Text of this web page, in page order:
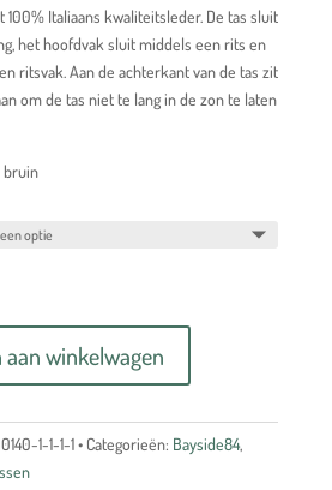
100% Italiaans kwaliteitsleder. De tas sluit
het hoofdvak sluit middels een rits en
ritsvak. Aan de achterkant van de tas zit
om de tas niet te lang in de zon te laten
bruin
aan winkelwagen
1-1-1-1 Categorieën: Bayside84,